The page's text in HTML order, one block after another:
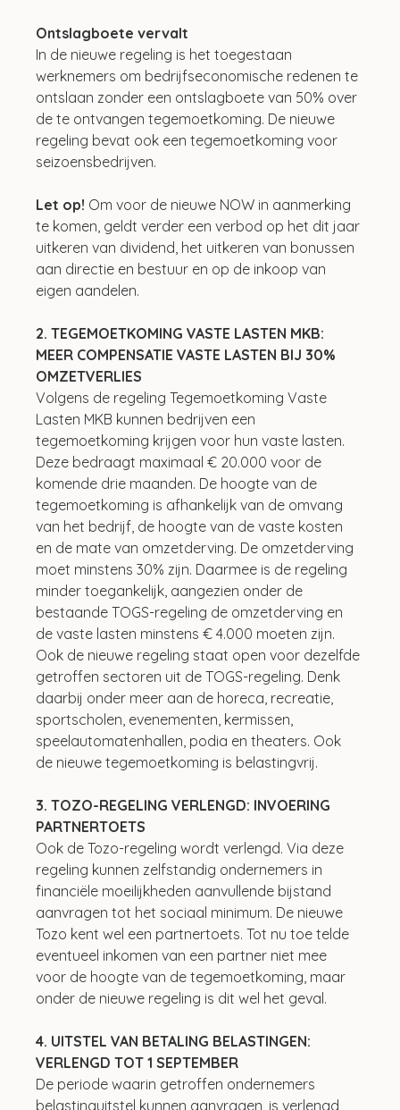
Ontslagboete vervalt
In de nieuwe regeling is het toegestaan
werknemers om bedrijfseconomische redenen te
ontslaan zonder een ontslagboete van 50% over
de te ontvangen tegemoetkoming. De nieuwe
regeling bevat ook een tegemoetkoming voor
seizoensbedrijven.
Let op! Om voor de nieuwe NOW in aanmerking
te komen, geldt verder een verbod op het dit jaar
uitkeren van dividend, het uitkeren van bonussen
aan directie en bestuur en op de inkoop van
eigen aandelen.
2. TEGEMOETKOMING VASTE LASTEN MKB:
MEER COMPENSATIE VASTE LASTEN BIJ 30%
OMZETVERLIES
Volgens de regeling Tegemoetkoming Vaste
Lasten MKB kunnen bedrijven een
tegemoetkoming krijgen voor hun vaste lasten.
Deze bedraagt maximaal € 20.000 voor de
komende drie maanden. De hoogte van de
tegemoetkoming is afhankelijk van de omvang
van het bedrijf, de hoogte van de vaste kosten
en de mate van omzetderving. De omzetderving
moet minstens 30% zijn. Daarmee is de regeling
minder toegankelijk, aangezien onder de
bestaande TOGS-regeling de omzetderving en
de vaste lasten minstens € 4.000 moeten zijn.
Ook de nieuwe regeling staat open voor dezelfde
getroffen sectoren uit de TOGS-regeling. Denk
daarbij onder meer aan de horeca, recreatie,
sportscholen, evenementen, kermissen,
speelautomatenhallen, podia en theaters. Ook
de nieuwe tegemoetkoming is belastingvrij.
3. TOZO-REGELING VERLENGD: INVOERING
PARTNERTOETS
Ook de Tozo-regeling wordt verlengd. Via deze
regeling kunnen zelfstandig ondernemers in
financiële moeilijkheden aanvullende bijstand
aanvragen tot het sociaal minimum. De nieuwe
Tozo kent wel een partnertoets. Tot nu toe telde
eventueel inkomen van een partner niet mee
voor de hoogte van de tegemoetkoming, maar
onder de nieuwe regeling is dit wel het geval.
4. UITSTEL VAN BETALING BELASTINGEN:
VERLENGD TOT 1 SEPTEMBER
De periode waarin getroffen ondernemers
belastinguitstel kunnen aanvragen, is verlengd